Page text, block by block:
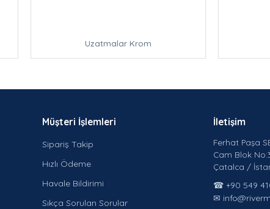
Uzatmalar Krom
Müşteri İşlemleri
Sipariş Takip
Hızlı Ödeme
Havale Bildirimi
Sıkça Sorulan Sorular
İletişim
Ferhat Paşa
Cam Blok
Çatalca /
☎ +90 549
✉